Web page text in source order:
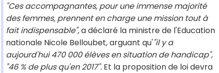
"Ces accompagnantes, pour une immense majorité
des femmes, prennent en charge une mission tout à
fait indispensable",a déclaré la ministre de l'Education
nationale Nicole Belloubet, arguant qu'"il y a
aujourd'hui 470 000 élèves en situation de handicap",
"46 % de plus qu'en 2017". Et la proposition de loi devra